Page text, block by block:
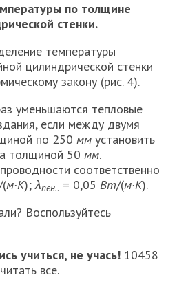
по толщине
стенки.
темпера­туры
цилиндрической стенки
закону (рис. 4).
уменьшаются тепловые
если между двумя
по 250мм установить
толщиной 50мм.
соответственно
м·К);λпен.. = 0,05Вт/(м·К).
Воспользуйтесь
учиться, не учась! 10458
все.